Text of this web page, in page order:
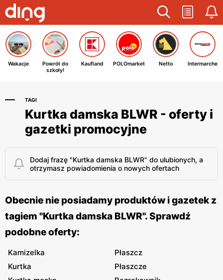
Wakacje
Powrót do
szkoły!
Kaufland POLOmarket Netto Intermarche
TAGI
Kurtka damska BLWR - oferty i
gazetki promocyjne
Dodaj frazę "Kurtka damska BLWR" do ulubionych, a
otrzymasz powiadomienia o nowych ofertach
Obecnie nie posiadamy produktów i gazetek z
tagiem "Kurtka damska BLWR". Sprawdź
podobne oferty:
Kamizelka
Płaszcz
Kurtka
Płaszcze